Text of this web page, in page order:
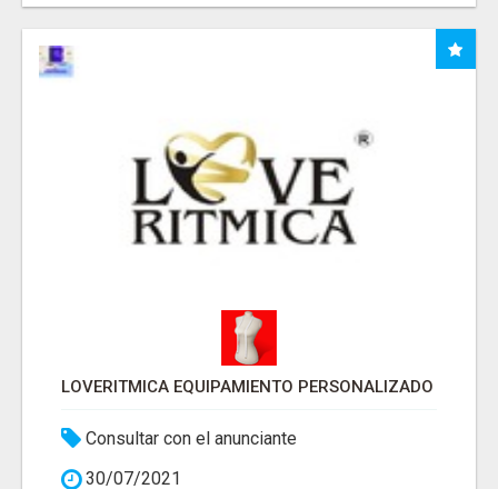
LOVERITMICA EQUIPAMIENTO PERSONALIZADO
Consultar con el anunciante
30/07/2021